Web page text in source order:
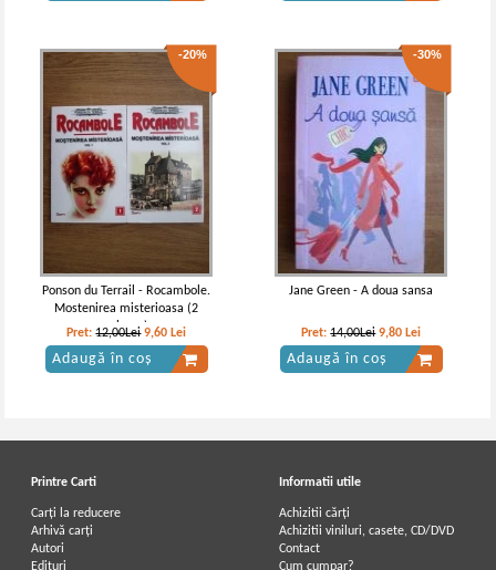
-20%
Ponson du Terrail - Rocambole.
Mostenirea misterioasa (2
volume)
Pret:12,00Lei 9,60 Lei
Adaugă în coș
-30%
Jane Green - A doua sansa
Pret:14,00Lei 9,80 Lei
Adaugă în coș
Printre Carti
Carți la reducere
Arhivă carți
Autori
Edituri
Informatii utile
Achizitii cărți
Achizitii viniluri, casete, CD/DVD
Contact
Cum cumpar?